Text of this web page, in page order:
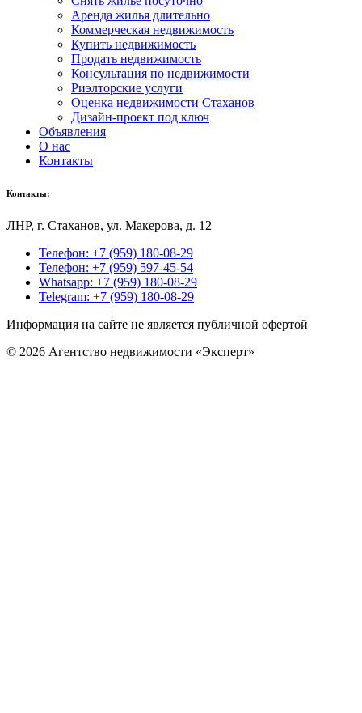
Аренда жилья длительно
Коммерческая недвижимость
Купить недвижимость
Продать недвижимость
Консультация по недвижимости
Риэлторские услуги
Оценка недвижимости Стаханов
Дизайн-проект под ключ
Объявления
О нас
Контакты
Контакты:
ЛНР, г. Стаханов, ул. Макерова, д. 12
Телефон: +7 (959) 180-08-29
Телефон: +7 (959) 597-45-54
Whatsapp: +7 (959) 180-08-29
Telegram: +7 (959) 180-08-29
Информация на сайте не является публичной офертой
© 2026 Агентство недвижимости «Эксперт»